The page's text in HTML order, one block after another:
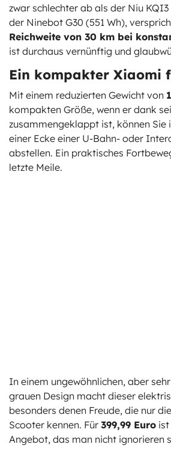
zwar schlechter ab als der Niu
der Ninebot G30 (551 Wh),
Reichweite von 30 km bei
ist durchaus vernünftig und
Ein kompakter Xiaomi
Mit einem reduzierten Gewicht von
kompakten Größe, wenn er dank
zusammengeklappt ist, können Sie
einer Ecke einer U-Bahn- oder
abstellen. Ein praktisches
letzte Meile.
In einem ungewöhnlichen, aber
grauen Design macht dieser
besonders denen Freude, die nur
Scooter kennen. Für 399,99 Euro
Angebot, das man nicht ignorieren